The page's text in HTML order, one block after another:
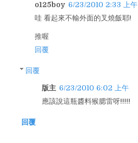
o125boy 6/23/2010 2:33 上午
哇 看起來不輸外面的叉燒飯耶!
推喔
回覆
回覆
版主 6/23/2010 6:02 上午
應該說這瓶醬料猴腮雷呀!!!!!
回覆